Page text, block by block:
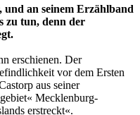
und an seinem Erzählband
zu tun, denn der
erschienen. Der
vor dem Ersten
aus seiner
Mecklenburg-
erstreckt«.